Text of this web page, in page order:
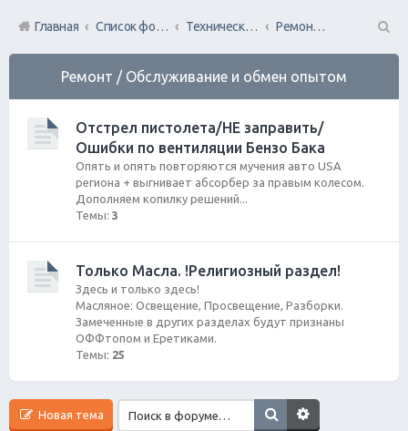
Главная Список форумов Технический раздел
Ремонт / Обслуживание и обмен опытом
П
Ремонт / Обслуживание и обмен опытом
Отстрел пистолета/НЕ заправить/
Ошибки по вентиляции Бензо Бака
Опять и опять повторяются мучения авто USA
региона + выгнивает абсорбер за правым колесом.
Дополняем копилку решений...
Темы: 3
Только Масла. !Религиозный раздел!
Здесь и только здесь!
Масляное: Освещение, Просвещение, Разборки.
Замеченные в других разделах будут признаны
ОФФтопом и Еретиками.
Темы: 25
Новая тема